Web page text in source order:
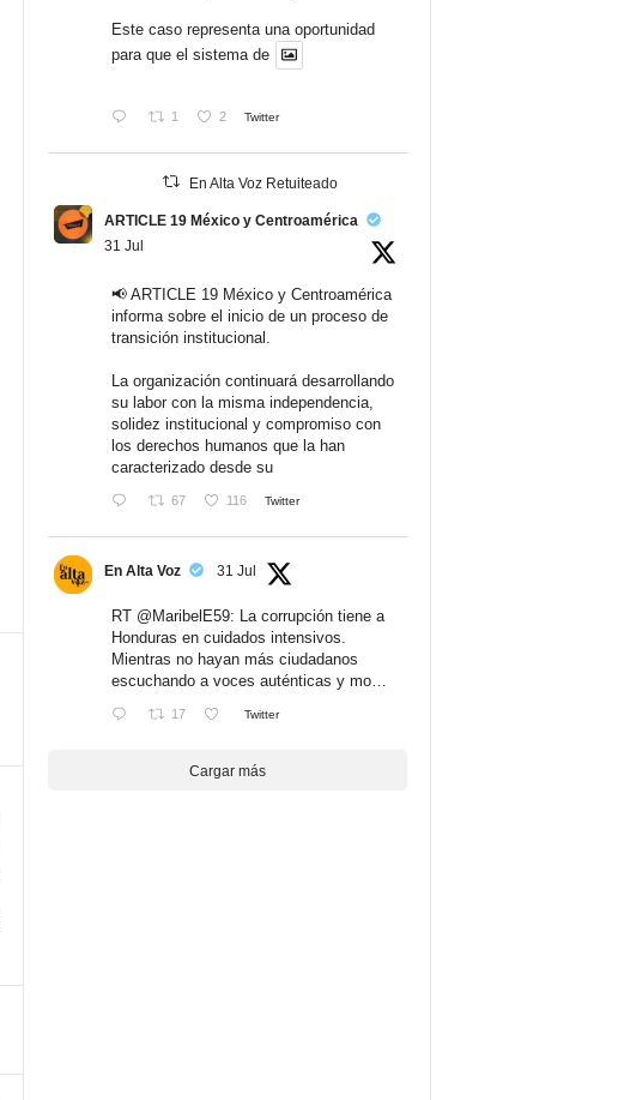
Este caso representa una oportunidad
para que el sistema de
1 2 Twitter
En Alta Voz Retuiteado
ARTICLE 19 México y Centroamérica
31 Jul
📢 ARTICLE 19 México y Centroamérica
informa sobre el inicio de un proceso de
transición institucional.
La organización continuará desarrollando
su labor con la misma independencia,
solidez institucional y compromiso con
los derechos humanos que la han
caracterizado desde su
67 116 Twitter
En Alta Voz 31 Jul
RT @MaribelE59: La corrupción tiene a
Honduras en cuidados intensivos.
Mientras no hayan más ciudadanos
escuchando a voces auténticas y mo…
17 Twitter
Cargar más